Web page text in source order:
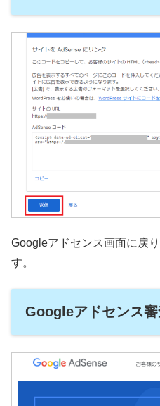
Googleアドセンス画面に戻り
す。
Googleアドセンス